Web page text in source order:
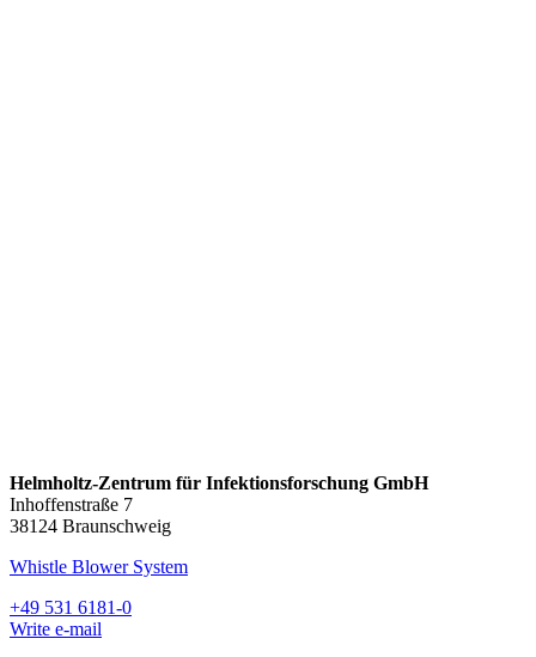
Helmholtz-Zentrum für Infektionsforschung GmbH
Inhoffenstraße 7
38124 Braunschweig
Whistle Blower System
+49 531 6181-0
Write e-mail